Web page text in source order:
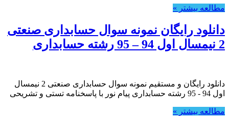
مطالعه بیشتر »
دانلود رایگان نمونه سوال حسابداری صنعتی
2 نیمسال اول 94 – 95 رشته حسابداری
دانلود رایگان و مستقیم نمونه سوال حسابداری صنعتی 2 نیمسال
اول 94 - 95 رشته حسابداری پیام نور با پاسخنامه تستی و تشریحی
مطالعه بیشتر »